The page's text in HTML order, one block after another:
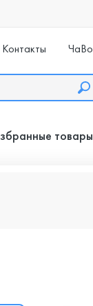
Контакты ЧаВо
товары